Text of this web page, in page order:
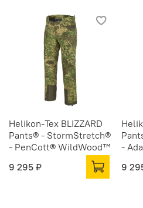
Helikon-Tex BLIZZARD
Pants® - StormStretch®
- PenCott® WildWood™
9 295 ₽
-
9